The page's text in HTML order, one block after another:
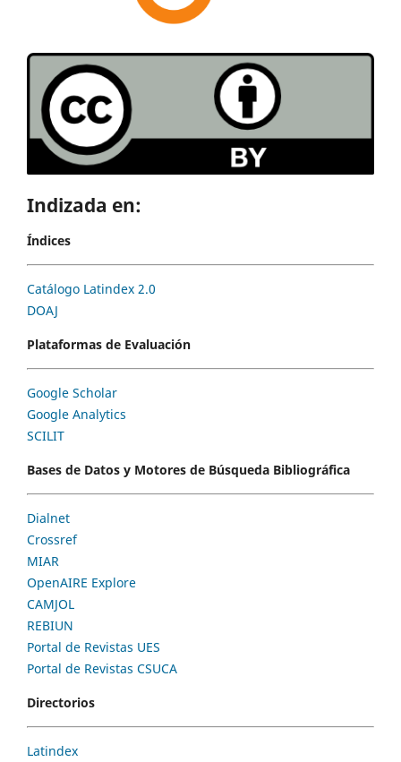
Indizada en:
Índices
Catálogo Latindex 2.0
DOAJ
Plataformas de Evaluación
Google Scholar
Google Analytics
SCILIT
Bases de Datos y Motores de Búsqueda Bibliográfica
Dialnet
Crossref
MIAR
OpenAIRE Explore
CAMJOL
REBIUN
Portal de Revistas UES
Portal de Revistas CSUCA
Directorios
Latindex